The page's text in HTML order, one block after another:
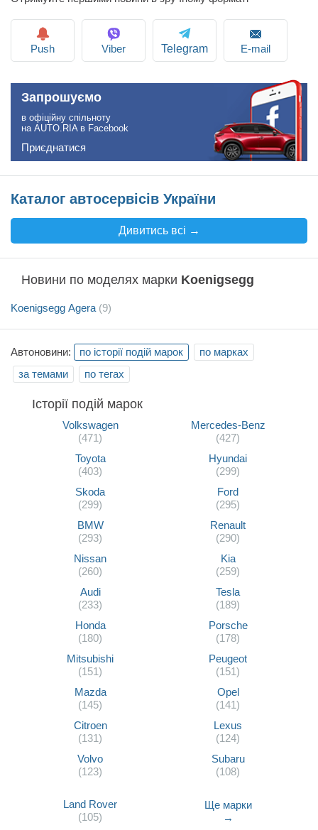
Push Viber Telegram E-mail
Запрошуємо
в офіційну спільноту
на AUTO.RIA в Facebook
Приєднатися
Каталог автосервісів України
Дивитись всі →
Новини по моделях марки Koenigsegg
Koenigsegg Agera (9)
Автоновини: по історії подій марок
по марках
за темами
по тегах
Історії подій марок
Volkswagen
(471)
Mercedes-Benz
(427)
Toyota
(403)
Hyundai
(299)
Skoda
(299)
Ford
(295)
BMW
(293)
Renault
(290)
Nissan
(260)
Kia
(259)
Audi
(233)
Tesla
(189)
Honda
(180)
Porsche
(178)
Mitsubishi
(151)
Peugeot
(151)
Mazda
(145)
Opel
(141)
Citroen
(131)
Lexus
(124)
Volvo
(123)
Subaru
(108)
Land Rover
(105)
Ще марки
→